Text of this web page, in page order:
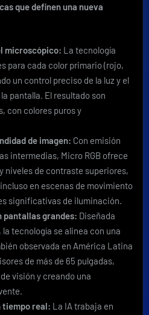
que definen una nueva
microscópico: La tecnología
para cada color primario (rojo,
un control preciso de la luz y el
pantalla. El resultado son
con colores puros y
de imagen: Con emisión
intermedias, Micro RGB ofrece
niveles de contraste superiores,
en escenas de movimiento
significativas de iluminación.
pantallas grandes: Diseñada
tecnología se alinea con una
observada en América Latina
de más de 65 pulgadas,
visión y creando una
tiempo real: La IA trabaja en